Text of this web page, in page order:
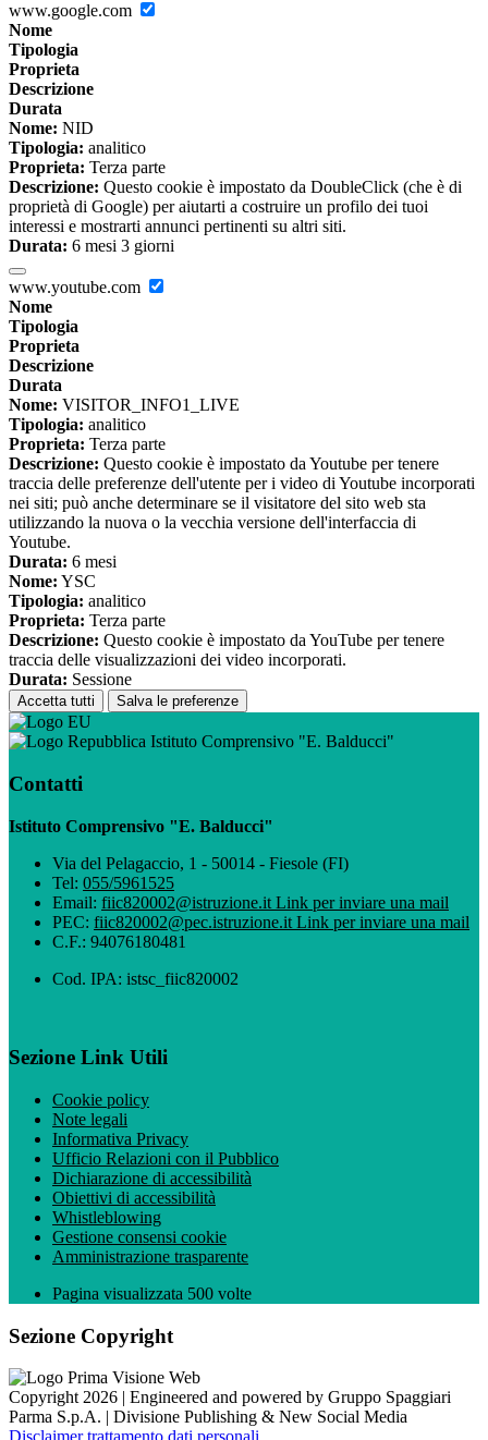
www.google.com
Nome
Tipologia
Proprieta
Descrizione
Durata
Nome: NID
Tipologia: analitico
Proprieta: Terza parte
Descrizione: Questo cookie è impostato da DoubleClick (che è di
proprietà di Google) per aiutarti a costruire un profilo dei tuoi
interessi e mostrarti annunci pertinenti su altri siti.
Durata: 6 mesi 3 giorni
www.youtube.com
Nome
Tipologia
Proprieta
Descrizione
Durata
Nome: VISITOR_INFO1_LIVE
Tipologia: analitico
Proprieta: Terza parte
Descrizione: Questo cookie è impostato da Youtube per tenere
traccia delle preferenze dell'utente per i video di Youtube incorporati
nei siti; può anche determinare se il visitatore del sito web sta
utilizzando la nuova o la vecchia versione dell'interfaccia di
Youtube.
Durata: 6 mesi
Nome: YSC
Tipologia: analitico
Proprieta: Terza parte
Descrizione: Questo cookie è impostato da YouTube per tenere
traccia delle visualizzazioni dei video incorporati.
Durata: Sessione
Accetta tutti Salva le preferenze
Istituto Comprensivo "E. Balducci"
Contatti
Istituto Comprensivo "E. Balducci"
Via del Pelagaccio, 1 - 50014 - Fiesole (FI)
Tel: 055/5961525
Email: fiic820002@istruzione.it Link per inviare una mail
PEC: fiic820002@pec.istruzione.it Link per inviare una mail
C.F.: 94076180481
Cod. IPA: istsc_fiic820002
Sezione Link Utili
Cookie policy
Note legali
Informativa Privacy
Ufficio Relazioni con il Pubblico
Dichiarazione di accessibilità
Obiettivi di accessibilità
Whistleblowing
Gestione consensi cookie
Amministrazione trasparente
Pagina visualizzata 500 volte
Sezione Copyright
Copyright 2026 | Engineered and powered by Gruppo Spaggiari
Parma S.p.A. | Divisione Publishing & New Social Media